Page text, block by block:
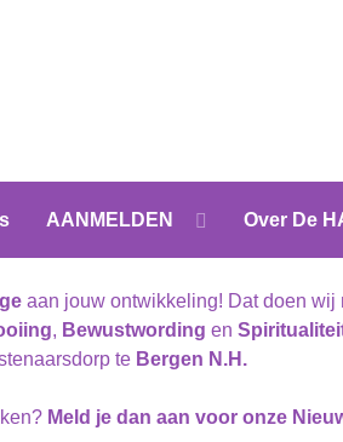
AANMELDEN Over De
aan jouw ontwikkeling! Dat doen wij
, Bewustwording en
te Bergen N.H.
Meld je dan aan voor onze